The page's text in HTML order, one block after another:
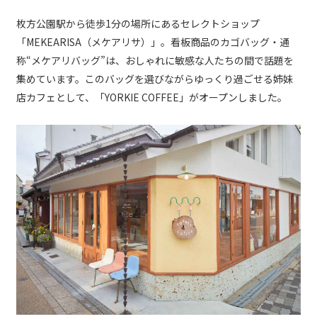
枚方公園駅から徒歩1分の場所にあるセレクトショップ
「MEKEARISA（メケアリサ）」。看板商品のカゴバッグ・通
称“メケアリバッグ”は、おしゃれに敏感な人たちの間で話題を
集めています。このバッグを選びながらゆっくり過ごせる姉妹
店カフェとして、「YORKIE COFFEE」がオープンしました。